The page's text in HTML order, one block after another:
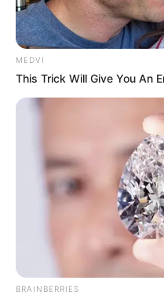
MEDVI
This Trick Will Give You An
BRAINBERRIES